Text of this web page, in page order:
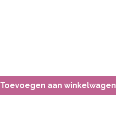
Toevoegen aan winkelwagen